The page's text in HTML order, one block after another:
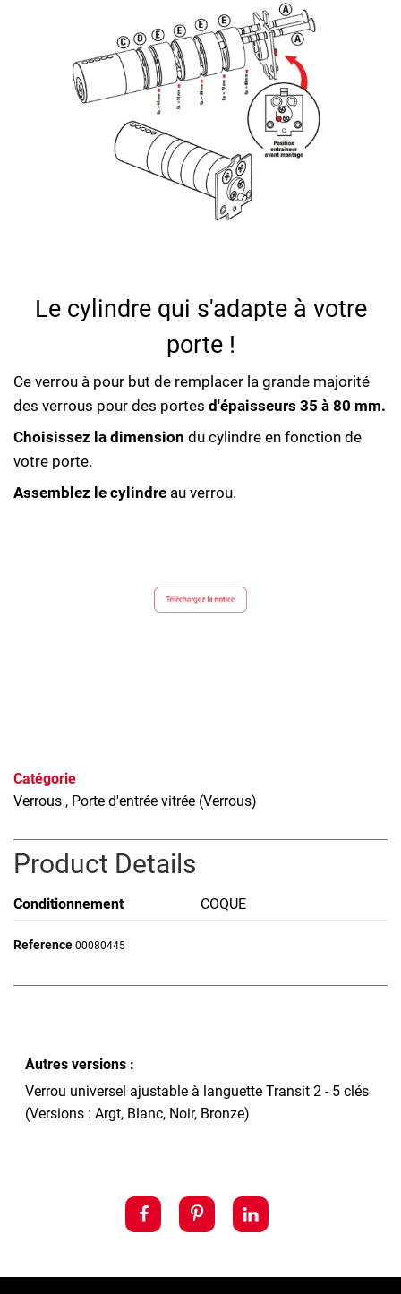
Le cylindre qui s'adapte à votre
porte !
Ce verrou à pour but de remplacer la grande majorité
des verrous pour des portes d'épaisseurs 35 à 80 mm.
Choisissez la dimension du cylindre en fonction de
votre porte.
Assemblez le cylindre au verrou.
Catégorie
Verrous , Porte d'entrée vitrée (Verrous)
Product Details
Conditionnement COQUE
Reference 00080445
Autres versions :
Verrou universel ajustable à languette Transit 2 - 5 clés
(Versions : Argt, Blanc, Noir, Bronze)